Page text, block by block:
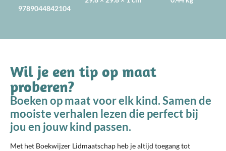
9789044842104
Wil je een tip op maat
proberen?
Boeken op maat voor elk kind. Samen de
mooiste verhalen lezen die perfect bij
jou en jouw kind passen.
Met het Boekwijzer Lidmaatschap heb je altijd toegang tot